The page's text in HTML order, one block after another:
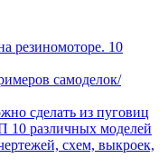
резиномоторе. 10
самоделок/
сделать из пуговиц
10 различных моделей
схем, выкроек,